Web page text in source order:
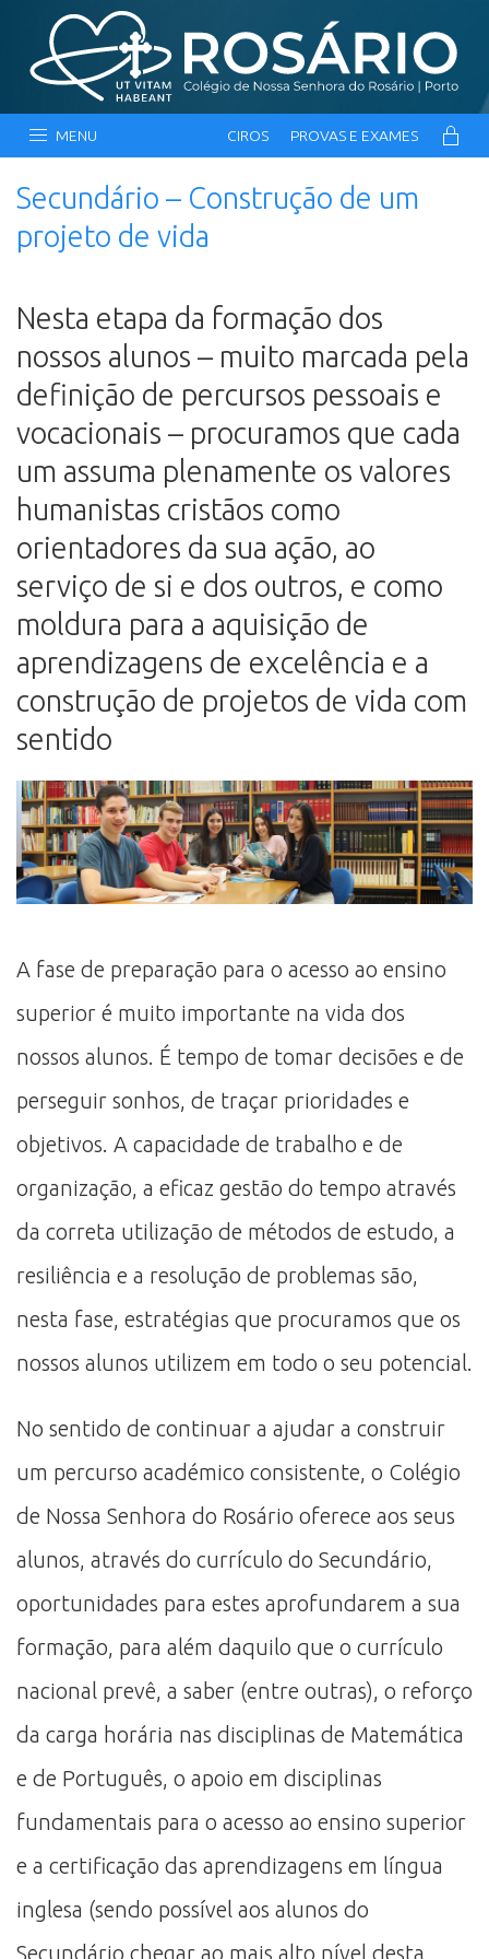
MENU CIROS PROVAS E EXAMES
Secundário – Construção de um
projeto de vida
Nesta etapa da formação dos
nossos alunos – muito marcada pela
definição de percursos pessoais e
vocacionais – procuramos que cada
um assuma plenamente os valores
humanistas cristãos como
orientadores da sua ação, ao
serviço de si e dos outros, e como
moldura para a aquisição de
aprendizagens de excelência e a
construção de projetos de vida com
sentido
A fase de preparação para o acesso ao ensino
superior é muito importante na vida dos
nossos alunos. É tempo de tomar decisões e de
perseguir sonhos, de traçar prioridades e
objetivos. A capacidade de trabalho e de
organização, a eficaz gestão do tempo através
da correta utilização de métodos de estudo, a
resiliência e a resolução de problemas são,
nesta fase, estratégias que procuramos que os
nossos alunos utilizem em todo o seu potencial.
No sentido de continuar a ajudar a construir
um percurso académico consistente, o Colégio
de Nossa Senhora do Rosário oferece aos seus
alunos, através do currículo do Secundário,
oportunidades para estes aprofundarem a sua
formação, para além daquilo que o currículo
nacional prevê, a saber (entre outras), o reforço
da carga horária nas disciplinas de Matemática
e de Português, o apoio em disciplinas
fundamentais para o acesso ao ensino superior
e a certificação das aprendizagens em língua
inglesa (sendo possível aos alunos do
Secundário chegar ao mais alto nível desta